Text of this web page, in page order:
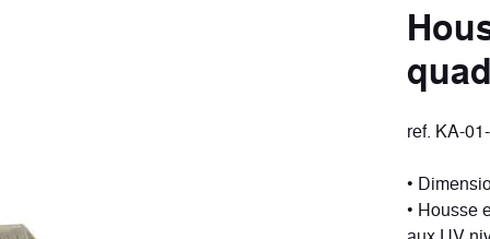
quad
ref. KA-
•
• Housse